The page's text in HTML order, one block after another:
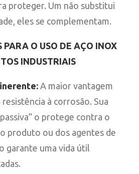
proteger. Um não substitui
eles se complementam.
O USO DE AÇO INOX
INDUSTRIAIS
A maior vantagem
à corrosão. Sua
o protege contra o
produto ou dos agentes de
garante uma vida útil